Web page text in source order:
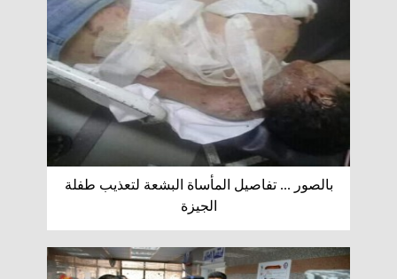
بالصور ... تفاصيل المأساة البشعة لتعذيب طفلة
الجيزة